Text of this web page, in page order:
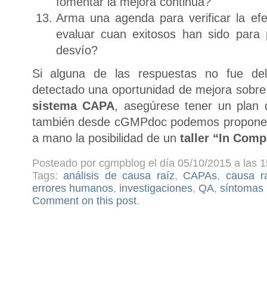
Arma una agenda para verificar la
evaluar cuan exitosos han sido para
desvío?
Si alguna de las respuestas no fue
detectado una oportunidad de mejora
sistema CAPA, asegúrese tener un plan
también desde cGMPdoc podemos
a mano la posibilidad de un taller “In
Posteado por cgmpblog el día 05/10/2015 a las
Tags:análisis de causa raíz, CAPAs, causa
errores humanos, investigaciones, QA, síntomas
Comment on this post.